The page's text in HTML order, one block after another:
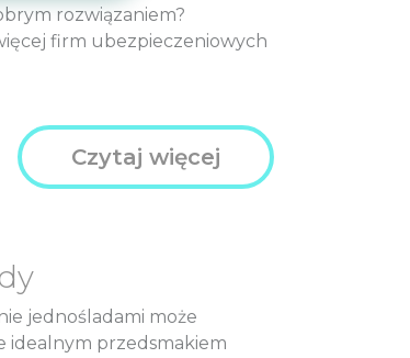
rozwiązaniem?
firm ubezpieczeniowych
Czytaj więcej
jednośladami może
idealnym przedsmakiem